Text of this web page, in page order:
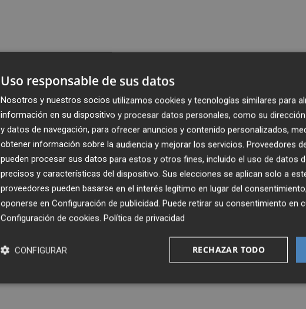
Uso responsable de sus datos
Nosotros y nuestros socios utilizamos cookies y tecnologías similares para
información en su dispositivo y procesar datos personales, como su
y datos de navegación, para ofrecer anuncios y contenido personalizados,
obtener información sobre la audiencia y mejorar los servicios. Proveedores
pueden procesar sus datos para estos y otros fines, incluido el uso de datos
precisos y características del dispositivo. Sus elecciones se aplican solo a
proveedores pueden basarse en el interés legítimo en lugar del
oponerse en Configuración de publicidad. Puede retirar su consentimiento en
Configuración de cookies. Política de privacidad
RECHAZAR TODO
CONFIGURAR